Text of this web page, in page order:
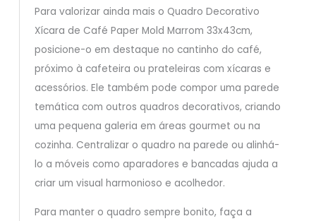
Para valorizar ainda mais o Quadro Decorativo
Xícara de Café Paper Mold Marrom 33x43cm,
posicione-o em destaque no cantinho do café,
próximo à cafeteira ou prateleiras com xícaras e
acessórios. Ele também pode compor uma parede
temática com outros quadros decorativos, criando
uma pequena galeria em áreas gourmet ou na
cozinha. Centralizar o quadro na parede ou alinhá-
lo a móveis como aparadores e bancadas ajuda a
criar um visual harmonioso e acolhedor.
Para manter o quadro sempre bonito, faça a